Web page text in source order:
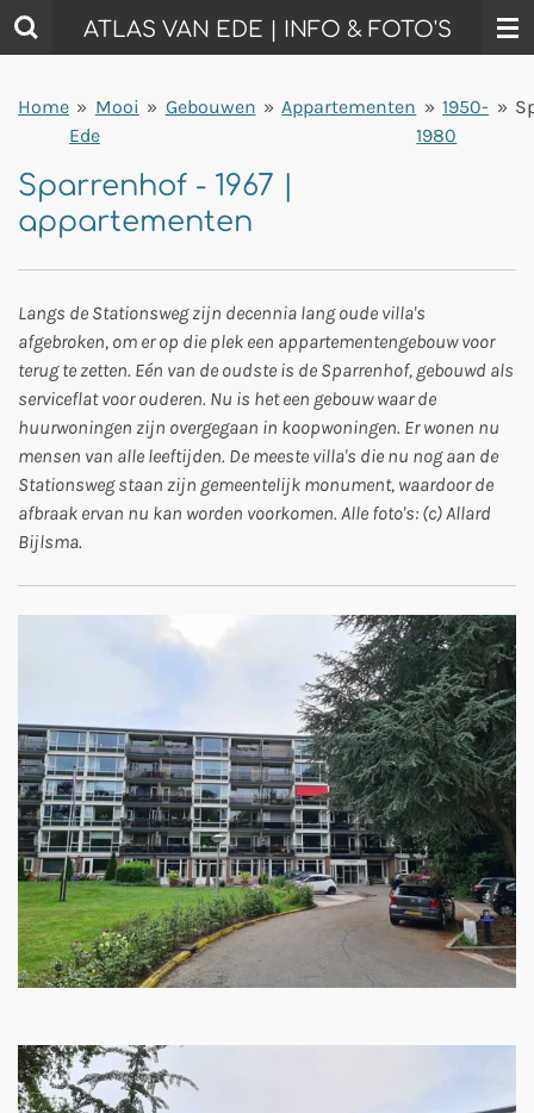
Ga
direct
de
hoofdinhoud
ATLAS VAN EDE | INFO & FOTO'S
Home » Mooi
Ede
» Gebouwen » Appartementen » 1950-
1980
»
Sparrenhof - 1967 |
appartementen
Langs de Stationsweg zijn decennia lang oude villa's
afgebroken, om er op die plek een appartementengebouw voor
terug te zetten. Eén van de oudste is de Sparrenhof, gebouwd als
serviceflat voor ouderen. Nu is het een gebouw waar de
huurwoningen zijn overgegaan in koopwoningen. Er wonen nu
mensen van alle leeftijden. De meeste villa's die nu nog aan de
Stationsweg staan zijn gemeentelijk monument, waardoor de
afbraak ervan nu kan worden voorkomen. Alle foto's: (c) Allard
Bijlsma.